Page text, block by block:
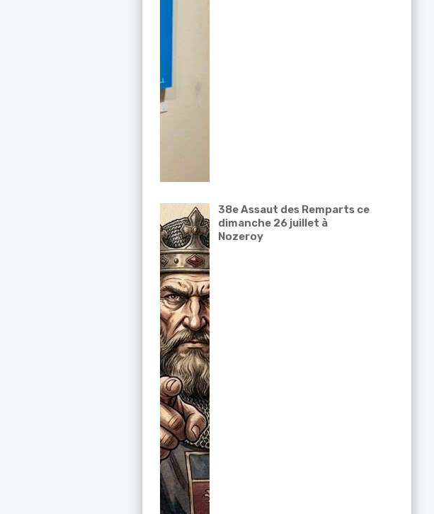
38e Assaut des Remparts ce
dimanche 26 juillet à
Nozeroy